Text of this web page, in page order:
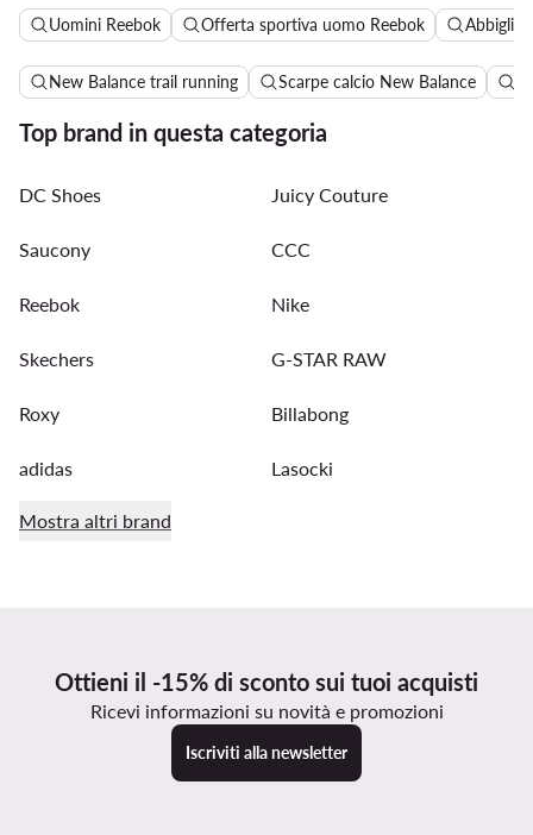
Uomini Reebok Offerta sportiva uomo Reebok
New Balance trail running Scarpe calcio New Balance
Top brand in questa categoria
DC Shoes Juicy Couture
Saucony CCC
Reebok Nike
Skechers G-STAR RAW
Roxy Billabong
adidas Lasocki
Mostra altri brand
Ottieni il -15% di sconto sui tuoi acquisti
Ricevi informazioni su novità e promozioni
Iscriviti alla newsletter